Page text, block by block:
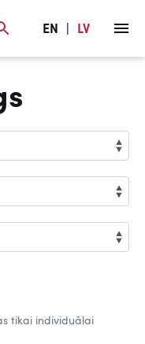
EN LV
tikai individuālai